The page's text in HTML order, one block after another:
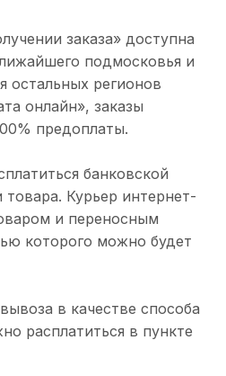
заказа» доступна
подмосковья и
остальных регионов
онлайн», заказы
предоплаты.
банковской
Курьер интернет-
и переносным
которого можно будет
в качестве способа
расплатиться в пункте